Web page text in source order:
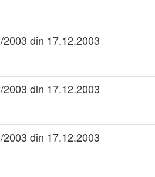
din 17.12.2003
din 17.12.2003
din 17.12.2003